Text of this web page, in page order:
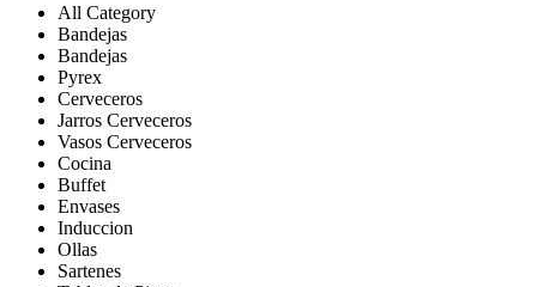
All Category
Bandejas
Bandejas
Pyrex
Cerveceros
Jarros Cerveceros
Vasos Cerveceros
Cocina
Buffet
Envases
Induccion
Ollas
Sartenes